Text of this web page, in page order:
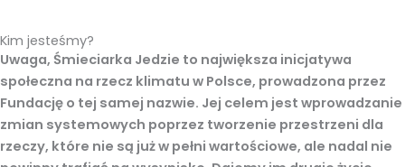
Kim jesteśmy?
Uwaga, Śmieciarka Jedzie to największa inicjatywa
społeczna na rzecz klimatu w Polsce, prowadzona przez
Fundację o tej samej nazwie. Jej celem jest wprowadzanie
zmian systemowych poprzez tworzenie przestrzeni dla
rzeczy, które nie są już w pełni wartościowe, ale nadal nie